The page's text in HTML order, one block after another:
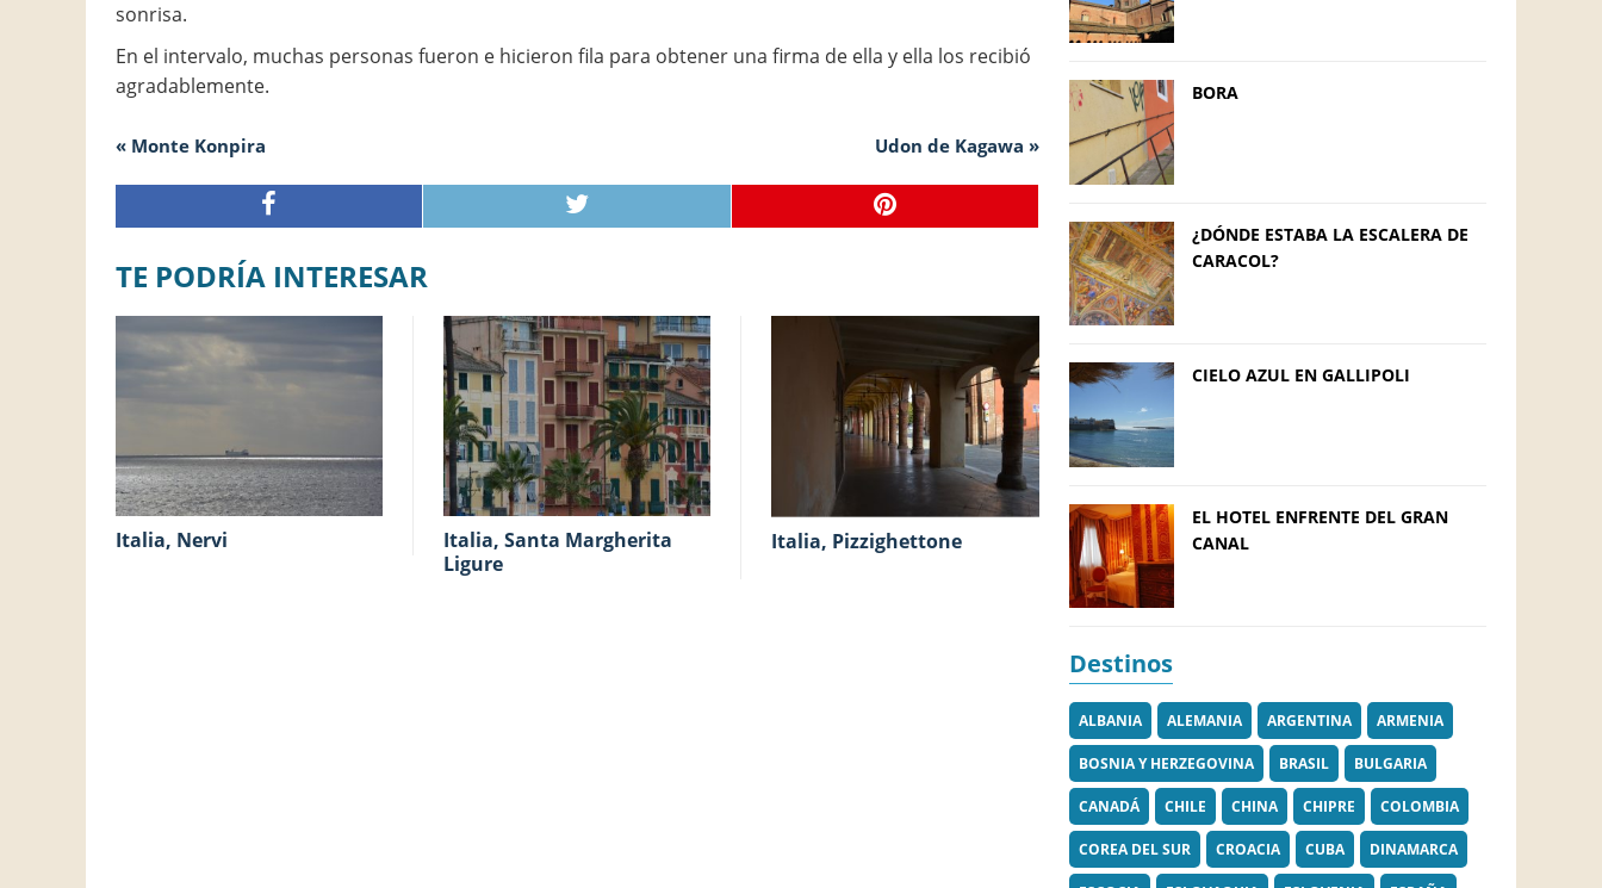
sonrisa.
En el intervalo, muchas personas fueron e hicieron fila para obtener una firma de ella y ella los recibió
agradablemente.
« Monte Konpira Udon de Kagawa »
TE PODRÍA INTERESAR
Italia, Nervi
Italia, Santa Margherita
Ligure
Italia, Pizzighettone
BORA
¿DÓNDE ESTABA LA ESCALERA DE
CARACOL?
CIELO AZUL EN GALLIPOLI
EL HOTEL ENFRENTE DEL GRAN
CANAL
Destinos
ALBANIA ALEMANIA ARGENTINA ARMENIA
BOSNIA Y HERZEGOVINA BRASIL BULGARIA
CANADÁ CHILE CHINA CHIPRE COLOMBIA
COREA DEL SUR CROACIA CUBA DINAMARCA